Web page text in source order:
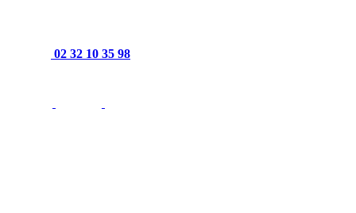
02 32 10 35 98